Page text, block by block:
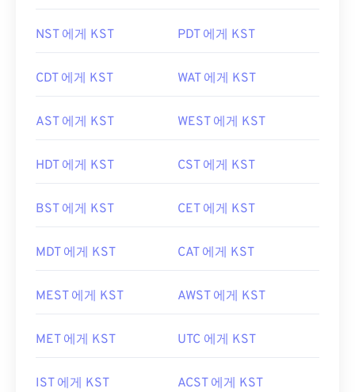
NST 에게 KST PDT 에게 KST
CDT 에게 KST WAT 에게 KST
AST 에게 KST WEST 에게 KST
HDT 에게 KST CST 에게 KST
BST 에게 KST CET 에게 KST
MDT 에게 KST CAT 에게 KST
MEST 에게 KST AWST 에게 KST
MET 에게 KST UTC 에게 KST
IST 에게 KST ACST 에게 KST